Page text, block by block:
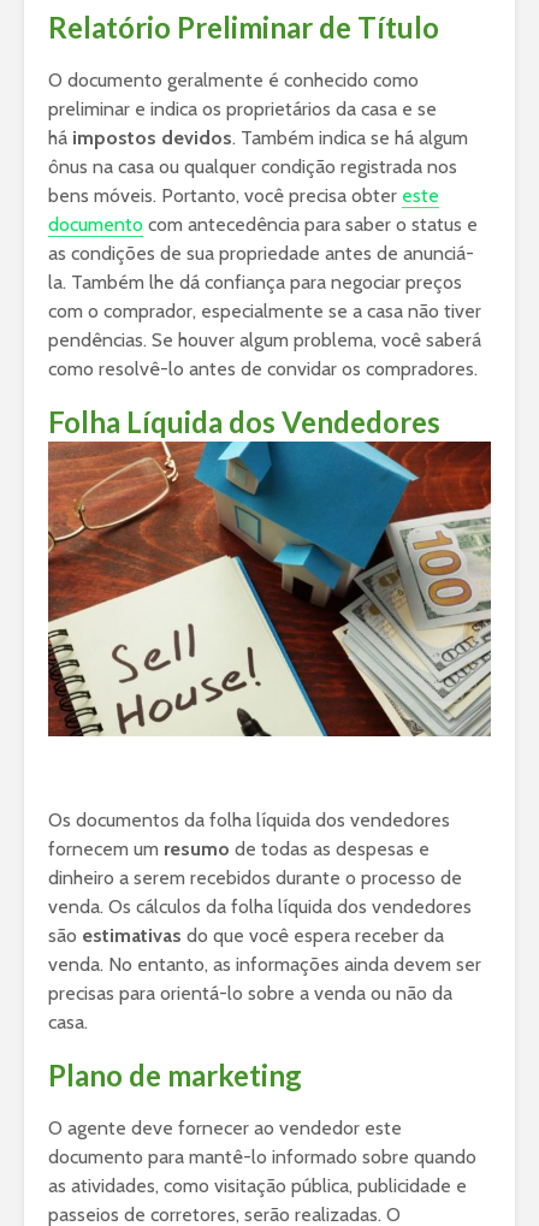
Relatório Preliminar de Título
O documento geralmente é conhecido como
preliminar e indica os proprietários da casa e se
há impostos devidos. Também indica se há algum
ônus na casa ou qualquer condição registrada nos
bens móveis. Portanto, você precisa obter este
documento com antecedência para saber o status e
as condições de sua propriedade antes de anunciá-
la. Também lhe dá confiança para negociar preços
com o comprador, especialmente se a casa não tiver
pendências. Se houver algum problema, você saberá
como resolvê-lo antes de convidar os compradores.
Folha Líquida dos Vendedores
Os documentos da folha líquida dos vendedores
fornecem um resumo de todas as despesas e
dinheiro a serem recebidos durante o processo de
venda. Os cálculos da folha líquida dos vendedores
são estimativas do que você espera receber da
venda. No entanto, as informações ainda devem ser
precisas para orientá-lo sobre a venda ou não da
casa.
Plano de marketing
O agente deve fornecer ao vendedor este
documento para mantê-lo informado sobre quando
as atividades, como visitação pública, publicidade e
passeios de corretores, serão realizadas. O